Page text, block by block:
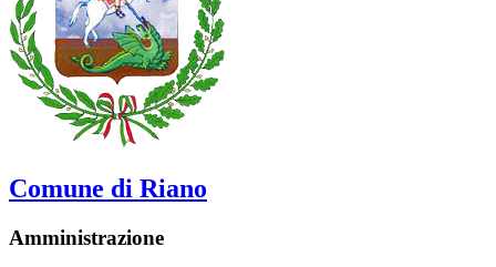
Comune di Riano
Amministrazione